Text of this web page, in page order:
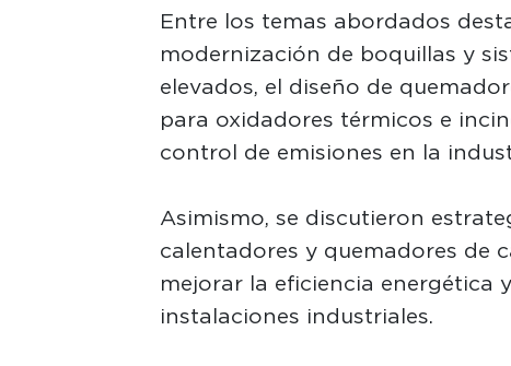
Entre los temas abordados
modernización de boquillas y
elevados, el diseño de
para oxidadores térmicos e
control de emisiones en la
Asimismo, se discutieron
calentadores y quemadores de
mejorar la eficiencia energética
instalaciones industriales.